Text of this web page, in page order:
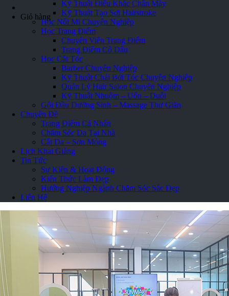
Loading...
Giỏ hàng
Kỹ Thuật Điêu Khắc Chân Mày
Kỹ Thuật Tạo Sợi Hairstroke
Học Nối Mi Chuyên Nghiệp
Học Trang Điểm
Chuyên Viên Trang Điểm
Trang Điểm Cô Dâu
Học Cắt Tóc
Barber Chuyên Nghiệp
Kỹ Thuật Chải Bới Tóc Chuyên Nghiệp
Quản Lý Hair Salon Chuyên Nghiệp
Kỹ Thuật Nhuộm – Uốn – Duỗi
Gội Đầu Dưỡng Sinh – Massage Thư Giãn
Chuyên Đề
Trang Điểm Cá Nhân
Chăm Sóc Da Tại Nhà
Cắt Da – Sơn Móng
Lịch Khai Giảng
Tin Tức
Sự Kiện & Hoạt Động
Kiến Thức Làm Đẹp
Hướng Nghiệp Ngành Chăm Sóc Sắc Đẹp
Liên Hệ